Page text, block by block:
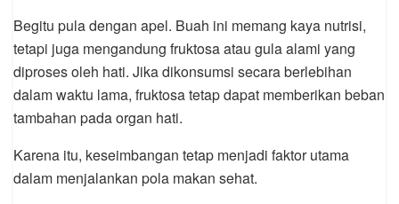
Begitu pula dengan apel. Buah ini memang kaya nutrisi,
tetapi juga mengandung fruktosa atau gula alami yang
diproses oleh hati. Jika dikonsumsi secara berlebihan
dalam waktu lama, fruktosa tetap dapat memberikan beban
tambahan pada organ hati.
Karena itu, keseimbangan tetap menjadi faktor utama
dalam menjalankan pola makan sehat.